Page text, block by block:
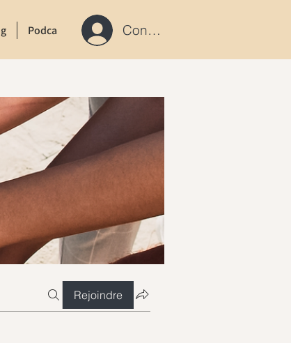
Podcast ContactConnexion / S'inscrire
Rejoindre